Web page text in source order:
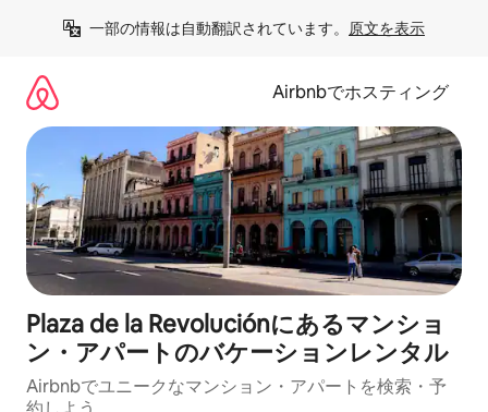
一部の情報は自動翻訳されています。 原文を表示
Airbnbでホスティング
Plaza de la Revoluciónにあるマンショ
ン・アパートのバケーションレンタル
Airbnbでユニークなマンション・アパートを検索・予